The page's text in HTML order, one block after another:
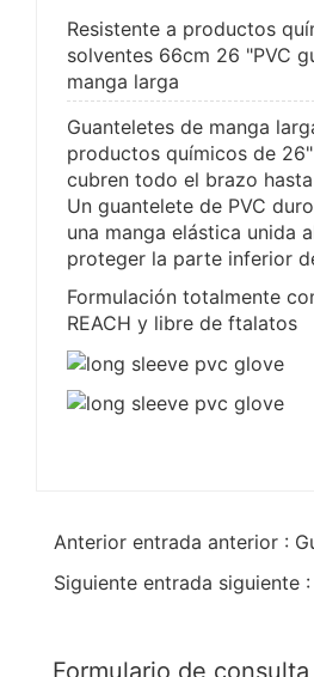
Resistente a productos
solventes 66cm 26 "PVC
manga larga
Guanteletes de manga
productos químicos de
cubren todo el brazo
Un guantelete de PVC
una manga elástica unida
proteger la parte inferior
Formulación totalmente
REACH y libre de ftalatos